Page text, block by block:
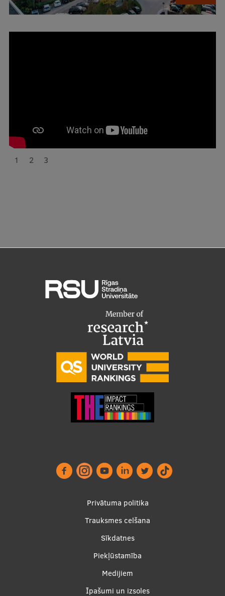
1 2 3
Privātuma politika
Trauksmes celšana
Sīkdatnes
Piekļūstamība
Medijiem
Īpašumi un izsoles